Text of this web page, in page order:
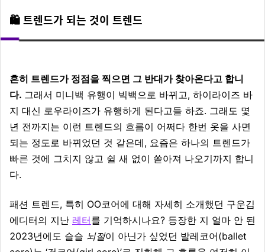
🛍️ 트렌드가 되는 것이 트렌드
흔히 트렌드가 정점을 찍으면 그 반대가 찾아온다고 합니
다. 그래서 미니백 유행이 빅백으로 바뀌고, 하이라이즈 바
지 대신 로우라이즈가 유행하게 된다고들 하죠. 그래도 몇
년 전까지는 이런 트렌드의 흐름이 어쩌다 한번 옷을 사면
되는 정도로 바뀌었던 것 같은데, 요즘은 하나의 트렌드가
빠른 것에 그치지 않고 쉴 새 없이 쏟아져 나오기까지 합니
다.
패션 트렌드, 특히 OO코어에 대해 자세히 소개했던 구운김
에디터의 지난 레터를 기억하시나요? 등장한 지 얼마 안 된
2023년에도 슬슬 뇌절이 아닌가 싶었던 발레코어(ballet